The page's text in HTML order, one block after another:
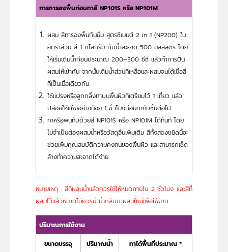
การทารองพื้นก่อนทาสี NP101S หรือ NP101M
ผสม สีทารองพื้นกันซึม สูตรซีเมนต์ 2 in 1 (NP200) ใน
อัตราส่วน สี 1 กิโลกรัม กับน้ำสะอาด 500 มิลลิลิตร โดย
ให้เริ่มเติมน้ำก่อนประมาณ 200–300 ซีซี แล้วทำการปั่น
ผสมให้เข้ากัน จากนั้นเติมน้ำส่วนที่เหลือและผสมจนได้เนื้อสี
ที่เป็นเนื้อเดียวกัน
ใช้แปรงหรือลูกกลิ้งทาบนพื้นผิวที่เตรียมไว้ 1 เที่ยว แล้ว
ปล่อยให้แห้งอย่างน้อย 1 ชั่วโมงก่อนทาทับชั้นต่อไป
ทาหรือพ่นทับด้วยสี NP101S หรือ NP101M ได้ทันที โดย
ไม่จำเป็นต้องผสมน้ำหรือวัสดุอื่นเพิ่มเติม สีทั้งสองชนิดนี้จะ
ช่วยเพิ่มคุณสมบัติความคงทนของพื้นผิว และสามารถเช็ด
ล้างทำความสะอาดได้ง่าย
หมายเหตุ : สีที่ผสมน้ำแล้วควรใช้ให้หมดภายใน 2 ชั่วโมง และสีที่
ผสมไว้แล้วหมาดไม่ควรนำน้ำกลับมาผสมใหม่เพื่อใช้งาน
ปริมาณการใช้งาน
ขนาดบรรจุ ปริมาณน้ำ ทาได้พื้นที่ประมาณ *